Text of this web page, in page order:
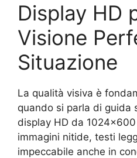
Display HD
Visione
Situazione
La qualità visiva è
quando si parla di guida
display HD da
immagini nitide, testi
impeccabile anche in